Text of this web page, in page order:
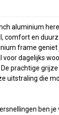
aluminium
comfort en
frame geniet
voor dagelijks
prachtige
uitstraling die
ben